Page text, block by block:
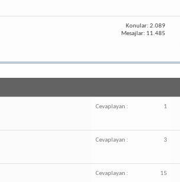
Konular: 2.089
Mesajlar: 11.485
Cevaplayan : 1
Cevaplayan : 3
Cevaplayan : 15